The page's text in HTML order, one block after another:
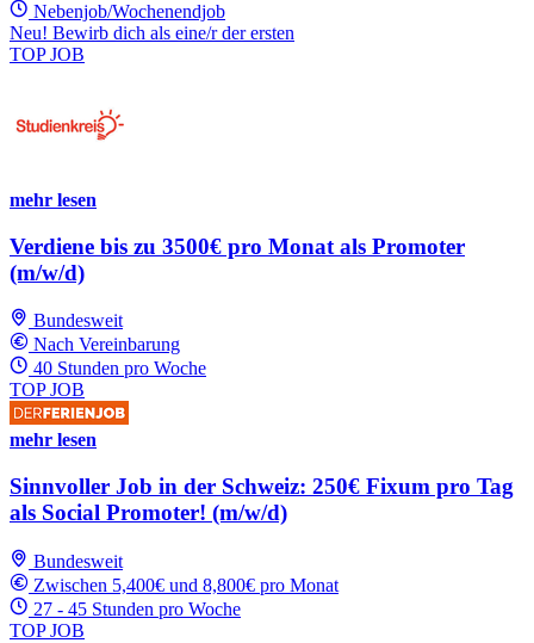
Nebenjob/Wochenendjob
Neu! Bewirb dich als eine/r der ersten
TOP JOB
mehr lesen
Verdiene bis zu 3500€ pro Monat als Promoter
(m/w/d)
Bundesweit
Nach Vereinbarung
40 Stunden pro Woche
TOP JOB
mehr lesen
Sinnvoller Job in der Schweiz: 250€ Fixum pro Tag
als Social Promoter! (m/w/d)
Bundesweit
Zwischen 5,400€ und 8,800€ pro Monat
27 - 45 Stunden pro Woche
TOP JOB